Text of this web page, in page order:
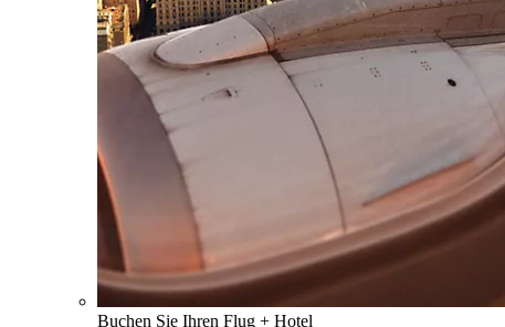
Buchen Sie Ihren Flug + Hotel